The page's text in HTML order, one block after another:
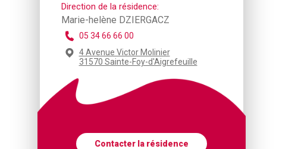
Direction de la résidence:
Marie-helène DZIERGACZ
05 34 66 66 00
4 Avenue Victor Molinier
31570 Sainte-Foy-d'Aigrefeuille
Contacter la résidence